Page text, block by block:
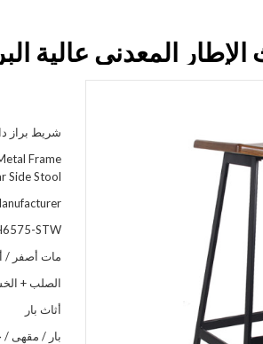
المعدني عالية
شريط براز
Frame
Side Stool
STW
مات أصفر /
الصلب +
أثاث بار
بار / مقهى /